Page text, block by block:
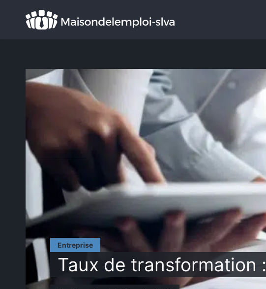
Entreprise
Taux de transformation